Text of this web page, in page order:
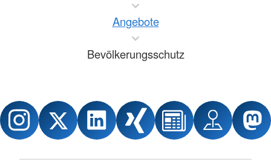
Angebote
Bevölkerungsschutz